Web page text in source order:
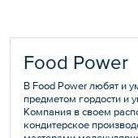
Food Power
В Food Power любят и
предметом гордости и
Компания в своем
кондитерское